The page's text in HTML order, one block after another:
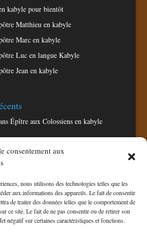
consentement aux
nous utilisons des technologies telles que les
aux informations des appareils. Le fait de consentir
de traiter des données telles que le comportement de
ce site. Le fait de ne pas consentir ou de retirer son
négatif sur certaines caractéristiques et fonctions.
kabyle pour bientôt
Matthieu en kabyle
Marc en kabyle
Luc en langue Kabyle
Jean en kabyle
Épître aux Colossiens en kabyle
(UE)